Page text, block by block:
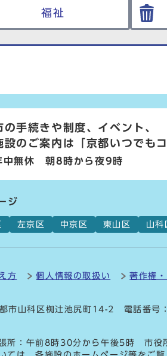
福祉
の手続きや制度、イベント、
設のご案内は
「京都いつでも
中無休 朝8時から夜9時
ジ
左京区 中京区 東山区 山科
方 個人情報の取扱い 著作権
山科区椥辻池尻町14-2 電話番号：
所：午前8時30分から午後5時 市